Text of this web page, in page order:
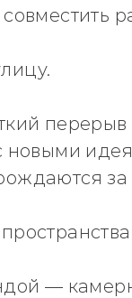
новыми
—